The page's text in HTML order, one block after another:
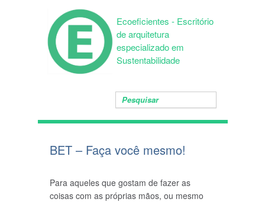
Ecoeficientes - Escritório
de arquitetura
especializado em
Sustentabilidade
BET – Faça você mesmo!
Para aqueles que gostam de fazer as
coisas com as próprias mãos, ou mesmo